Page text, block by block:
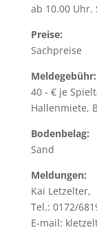
ab 10.00
Preise:
Sachpreise
Meldegebühr:
40 - € je
Hallenmiete,
Bodenbelag:
Sand
Meldungen:
Kai Letzelter,
Tel.: 0172/
E-mail: